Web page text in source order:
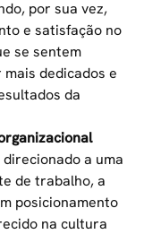
por sua vez,
e satisfação no
se sentem
dedicados e
da
a uma
de trabalho, a
posicionamento
na cultura